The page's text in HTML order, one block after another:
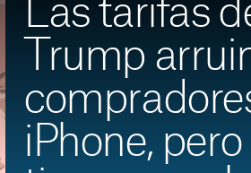
Las tarifas
Trump
iPhone,